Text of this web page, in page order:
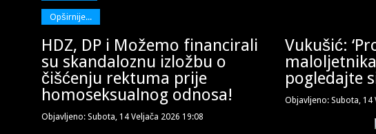
Opširnije...
HDZ, DP i Možemo financirali
su skandaloznu izložbu o
čišćenju rektuma prije
homoseksualnog odnosa!
Objavljeno: Subota, 14 Veljača 2026 19:08
Vukušić:
pogledajte
Objavljeno: Subota, 14